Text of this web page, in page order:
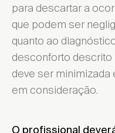
para descartar a
que podem ser
quanto ao
desconforto
deve ser
em consideração.
O profissional